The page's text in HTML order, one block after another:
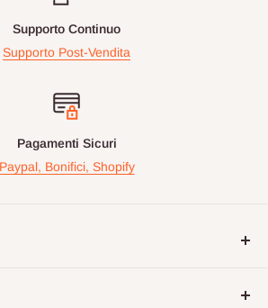
Supporto Continuo
Supporto Post-Vendita
Pagamenti Sicuri
Paypal, Bonifici, Shopify
Fumetti/Videogiochi, Italiane ed